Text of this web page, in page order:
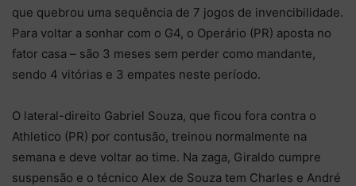
que quebrou uma sequência de 7 jogos de invencibilidade.
Para voltar a sonhar com o G4, o Operário (PR) aposta no
fator casa – são 3 meses sem perder como mandante,
sendo 4 vitórias e 3 empates neste período.
O lateral-direito Gabriel Souza, que ficou fora contra o
Athletico (PR) por contusão, treinou normalmente na
semana e deve voltar ao time. Na zaga, Giraldo cumpre
suspensão e o técnico Alex de Souza tem Charles e André